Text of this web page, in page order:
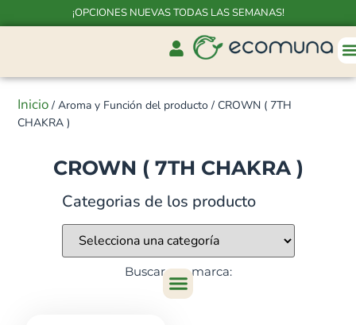
¡OPCIONES NUEVAS TODAS LAS SEMANAS!
Inicio / Aroma y Función del producto / CROWN ( 7TH
CHAKRA )
CROWN ( 7TH CHAKRA )
Categorias de los producto
Buscar por marca: